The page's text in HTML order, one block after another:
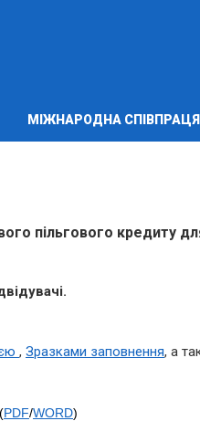
МІЖНАРОДНА СПІВПРАЦЯ
пільгового
, Зразками заповнення, а
PDF/WORD)